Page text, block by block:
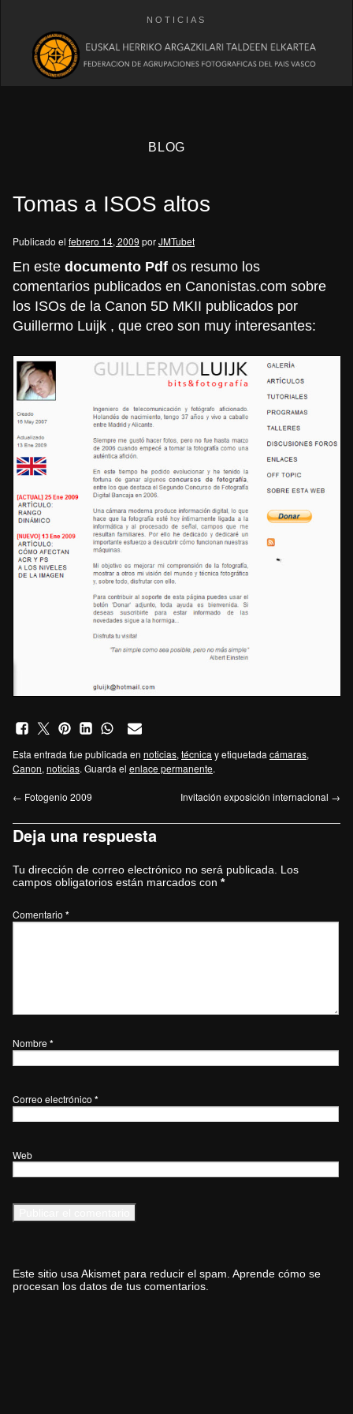
NOTICIAS
BLOG
Tomas a ISOS altos
Publicado el febrero 14, 2009 porJMTubet
En este documento Pdf os resumo los
comentarios publicados en Canonistas.com sobre
los ISOs de la Canon 5D MKII publicados por
Guillermo Luijk , que creo son muy interesantes:
Esta entrada fue publicada en noticias, técnica y etiquetada cámaras,
Canon, noticias. Guarda el enlace permanente.
← Fotogenio 2009 Invitación exposición internacional →
Deja una respuesta
Tu dirección de correo electrónico no será publicada.
Los
campos obligatorios están marcados con *
Comentario *
Nombre *
Correo electrónico *
Web
Este sitio usa Akismet para reducir el spam. Aprende cómo se
procesan los datos de tus comentarios.